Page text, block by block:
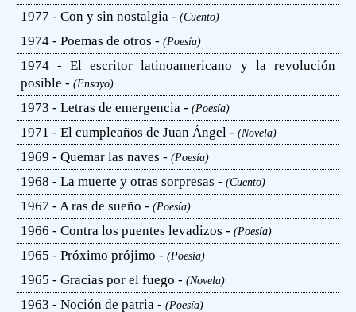
1977 - Con y sin nostalgia -(Cuento)
1974 - Poemas de otros -(Poesía)
1974 - El escritor latinoamericano y la revolución
posible -(Ensayo)
1973 - Letras de emergencia -(Poesía)
1971 - El cumpleaños de Juan Ángel -(Novela)
1969 - Quemar las naves -(Poesía)
1968 - La muerte y otras sorpresas -(Cuento)
1967 - A ras de sueño -(Poesía)
1966 - Contra los puentes levadizos -(Poesía)
1965 - Próximo prójimo -(Poesía)
1965 - Gracias por el fuego -(Novela)
1963 - Noción de patria -(Poesía)